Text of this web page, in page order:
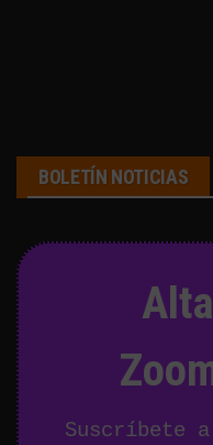
BOLETÍN NOTICIAS
Suscríbete